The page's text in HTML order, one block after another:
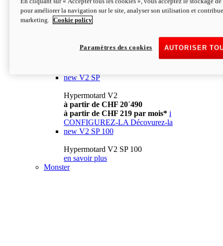
à partir de CHF 13´990 i
CONFIGUREZ-LA Décovurez-la
newV2
à partir de CHF 15´990
à partir de CHF 169 par mois* i
new V2 SP
Hypermotard V2
à partir de CHF 20´490
à partir de CHF 219 par mois* i
CONFIGUREZ-LA Décovurez-la
new V2 SP 100
Hypermotard V2 SP 100
en savoir plus
Monster
pour améliorer la navigation sur le site, analyser son utilisation et
marketing.
Cookie policy
AUTORISER
Paramètres des cookies